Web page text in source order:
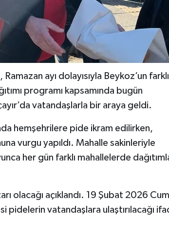
ayı dolayısıyla Beykoz’un farklı
programı kapsamında bugün
vatandaşlarla bir araya geldi.
hemşehrilere pide ikram edilirken,
vurgu yapıldı. Mahalle sakinleriyle
her gün farklı mahallelerde
olacağı açıklandı. 19 Şubat 2026
vatandaşlara ulaştırılacağı